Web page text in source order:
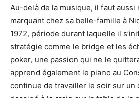
Au-delà de la musique, il faut
marquant chez sa belle-famille à
1972, période durant laquelle il
stratégie comme le bridge et les
poker, une passion qui ne le
apprend également le piano au
continue de travailler le soir sur un